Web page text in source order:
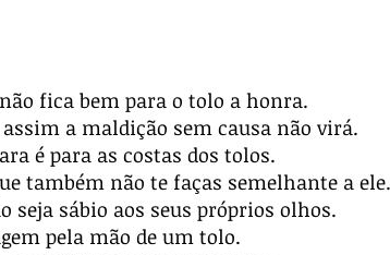
fica bem para o tolo a honra.
a maldição sem causa não virá.
é para as costas dos tolos.
também não te faças semelhante a ele.
seja sábio aos seus próprios olhos.
pela mão de um tolo.